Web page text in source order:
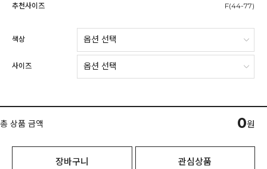
추천사이즈
F(44-77)
색상
사이즈
총 상품 금액 0원
장바구니 관심상품